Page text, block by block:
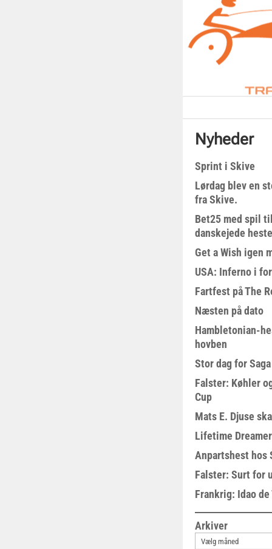
Nyheder
Sprint i Skive
Lørdag blev en
fra Skive.
Bet25 med spil
danskejede
Get a Wish igen
USA: Inferno i
Fartfest på The
Næsten på dato
Hambletonian-
hovben
Stor dag for
Falster: Køhler
Cup
Mats E. Djuse
Lifetime
Anpartshest hos
Falster: Surt for
Frankrig: Idao
Arkiver